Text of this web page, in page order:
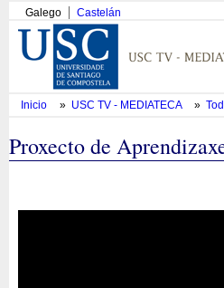
Galego Castelán
Inicio » USC TV - MEDIATECA »
Proxecto de